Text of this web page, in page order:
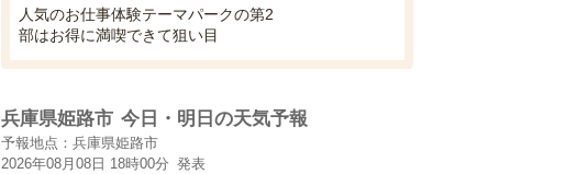
人気のお仕事体験テーマパークの第2
部はお得に満喫できて狙い目
兵庫県姫路市 今日・明日の天気予報
予報地点：兵庫県姫路市
2026年08月08日 18時00分 発表